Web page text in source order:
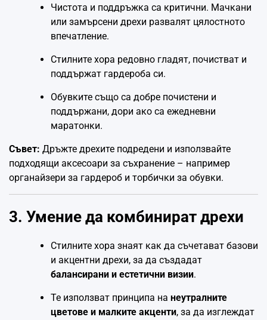
Чистота и поддръжка са критични. Мачкани
или замърсени дрехи развалят цялостното
впечатление.
Стилните хора редовно гладят, почистват и
поддържат гардероба си.
Обувките също са добре почистени и
поддържани, дори ако са ежедневни
маратонки.
Съвет: Дръжте дрехите подредени и използвайте
подходящи аксесоари за съхранение – например
органайзери за гардероб и торбички за обувки.
3. Умение да комбинират дрехи
Стилните хора знаят как да съчетават базови
и акцентни дрехи, за да създадат
балансирани и естетични визии.
Те използват принципа на неутралните
цветове и малките акценти, за да изглеждат